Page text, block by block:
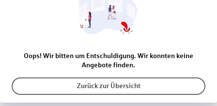
Oops! Wir bitten um Entschuldigung. Wir konnten keine
Angebote finden.
Zurück zur Übersicht